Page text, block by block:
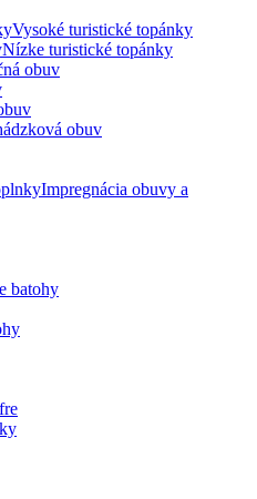
Vysoké turistické topánky
Nízke turistické topánky
obuv
obuv
Impregnácia obuvy a
batohy